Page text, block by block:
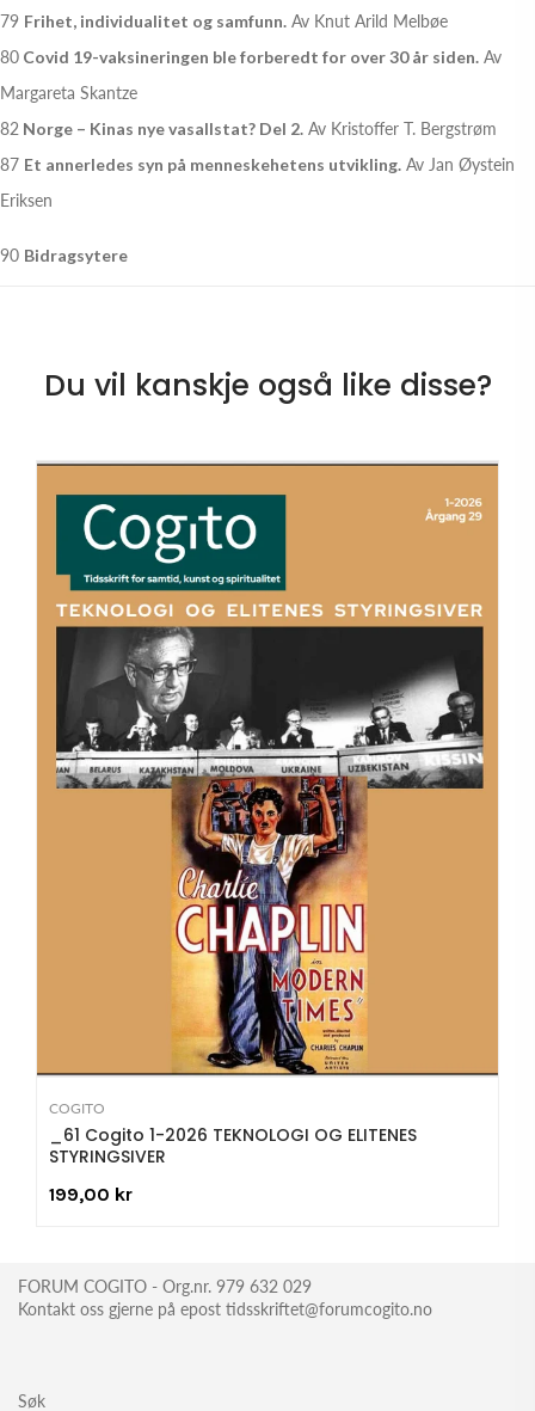
79 Frihet, individualitet og samfunn. Av Knut Arild Melbøe
80 Covid 19-vaksineringen ble forberedt for over 30 år siden. Av
Margareta Skantze
82 Norge – Kinas nye vasallstat? Del 2. Av Kristoffer T. Bergstrøm
87 Et annerledes syn på menneskehetens utvikling. Av Jan Øystein
Eriksen
90 Bidragsytere
Du vil kanskje også like disse?
COGITO
_61 Cogito 1-2026 TEKNOLOGI OG ELITENES
STYRINGSIVER
199,00 kr
FORUM COGITO - Org.nr. 979 632 029
Kontakt oss gjerne på epost tidsskriftet@forumcogito.no
Søk